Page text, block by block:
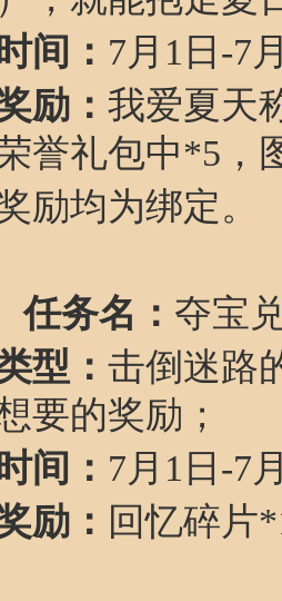
间： 7月1日-7
励： 我爱夏天
誉礼包中*5，
励均为绑定。
任务名： 夺宝
型： 击倒迷路
要的奖励；
间： 7月1日-7
励： 回忆碎片